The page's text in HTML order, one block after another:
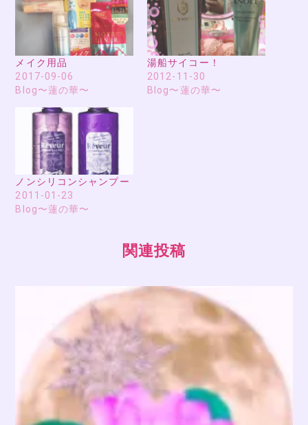
メイク用品
2017-09-06
Blog〜蓮の華〜
湯船サイコー！
2012-11-30
Blog〜蓮の華〜
ノンシリコンシャンプー
2011-01-23
Blog〜蓮の華〜
関連投稿